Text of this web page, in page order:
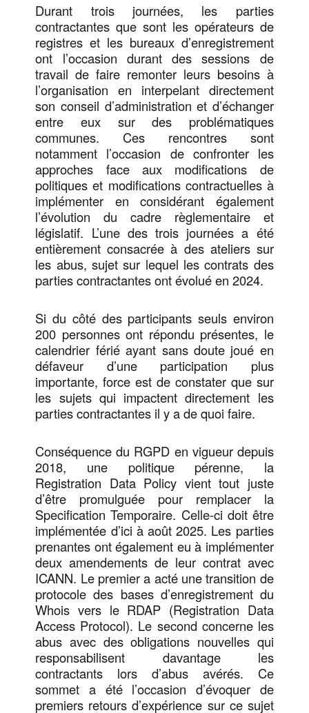
Durant trois journées, les parties
contractantes que sont les opérateurs de
registres et les bureaux d’enregistrement
ont l’occasion durant des sessions de
travail de faire remonter leurs besoins à
l’organisation en interpelant directement
son conseil d’administration et d’échanger
entre eux sur des problématiques
communes. Ces rencontres sont
notamment l’occasion de confronter les
approches face aux modifications de
politiques et modifications contractuelles à
implémenter en considérant également
l’évolution du cadre règlementaire et
législatif. L’une des trois journées a été
entièrement consacrée à des ateliers sur
les abus, sujet sur lequel les contrats des
parties contractantes ont évolué en 2024.
Si du côté des participants seuls environ
200 personnes ont répondu présentes, le
calendrier férié ayant sans doute joué en
défaveur d’une participation plus
importante, force est de constater que sur
les sujets qui impactent directement les
parties contractantes il y a de quoi faire.
Conséquence du RGPD en vigueur depuis
2018, une politique pérenne, la
Registration Data Policy vient tout juste
d’être promulguée pour remplacer la
Specification Temporaire. Celle-ci doit être
implémentée d’ici à août 2025. Les parties
prenantes ont également eu à implémenter
deux amendements de leur contrat avec
ICANN. Le premier a acté une transition de
protocole des bases d’enregistrement du
Whois vers le RDAP (Registration Data
Access Protocol). Le second concerne les
abus avec des obligations nouvelles qui
responsabilisent davantage les
contractants lors d’abus avérés. Ce
sommet a été l’occasion d’évoquer de
premiers retours d’expérience sur ce sujet